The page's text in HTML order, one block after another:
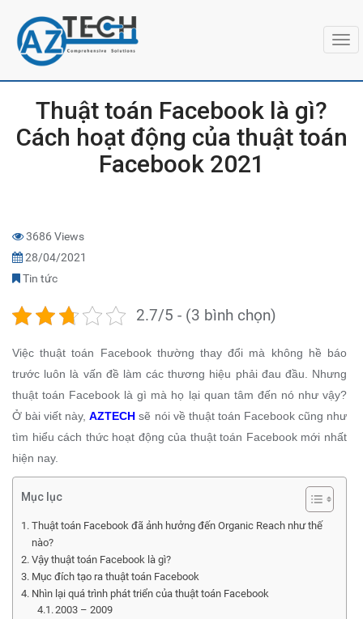
Thuật toán Facebook là gì?
Cách hoạt động của thuật toán
Facebook 2021
3686 Views
28/04/2021
Tin tức
2.7/5 - (3 bình chọn)
Việc thuật toán Facebook thường thay đổi mà không hề báo
trước luôn là vấn đề làm các thương hiệu phải đau đầu. Nhưng
thuật toán Facebook là gì mà họ lại quan tâm đến nó như vậy?
Ở bài viết này,AZTECH sẽ nói về thuật toán Facebook cũng như
tìm hiểu cách thức hoạt động của thuật toán Facebook mới nhất
hiện nay.
Mục lục
Thuật toán Facebook đã ảnh hưởng đến Organic Reach như thế
nào?
Vậy thuật toán Facebook là gì?
Mục đích tạo ra thuật toán Facebook
Nhìn lại quá trình phát triển của thuật toán Facebook
2003 – 2009